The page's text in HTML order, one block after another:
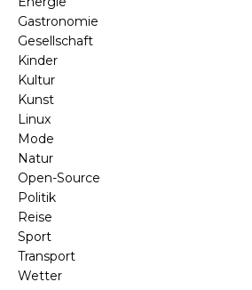
Gastronomie
Gesellschaft
Kinder
Kultur
Kunst
Linux
Mode
Natur
Open-Source
Politik
Reise
Sport
Transport
Wetter